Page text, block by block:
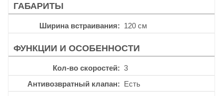
ГАБАРИТЫ
Ширина встраивания 120 см
ФУНКЦИИ И ОСОБЕННОСТИ
Кол-во скоростей
3
Антивозвратный клапан
Есть